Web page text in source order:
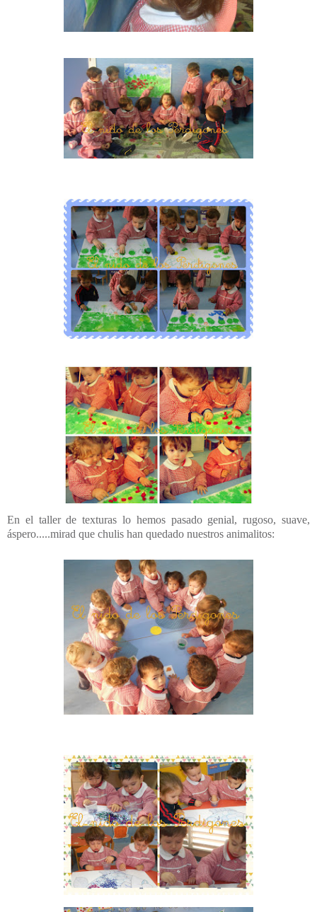
En el taller de texturas lo hemos pasado genial, rugoso, suave,
áspero.....mirad que chulis han quedado nuestros animalitos: